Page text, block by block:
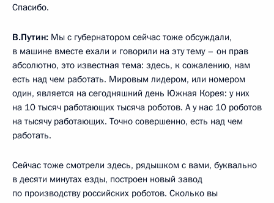
Спасибо.
В.Путин: Мы с губернатором сейчас тоже обсуждали,
в машине вместе ехали и говорили на эту тему – он прав
абсолютно, это известная тема: здесь, к сожалению, нам
есть над чем работать. Мировым лидером, или номером
один, является на сегодняшний день Южная Корея: у них
на 10 тысяч работающих тысяча роботов. А у нас 10 роботов
на тысячу работающих. Точно совершенно, есть над чем
работать.
Сейчас тоже смотрели здесь, рядышком с вами, буквально
в десяти минутах езды, построен новый завод
по производству российских роботов. Сколько вы